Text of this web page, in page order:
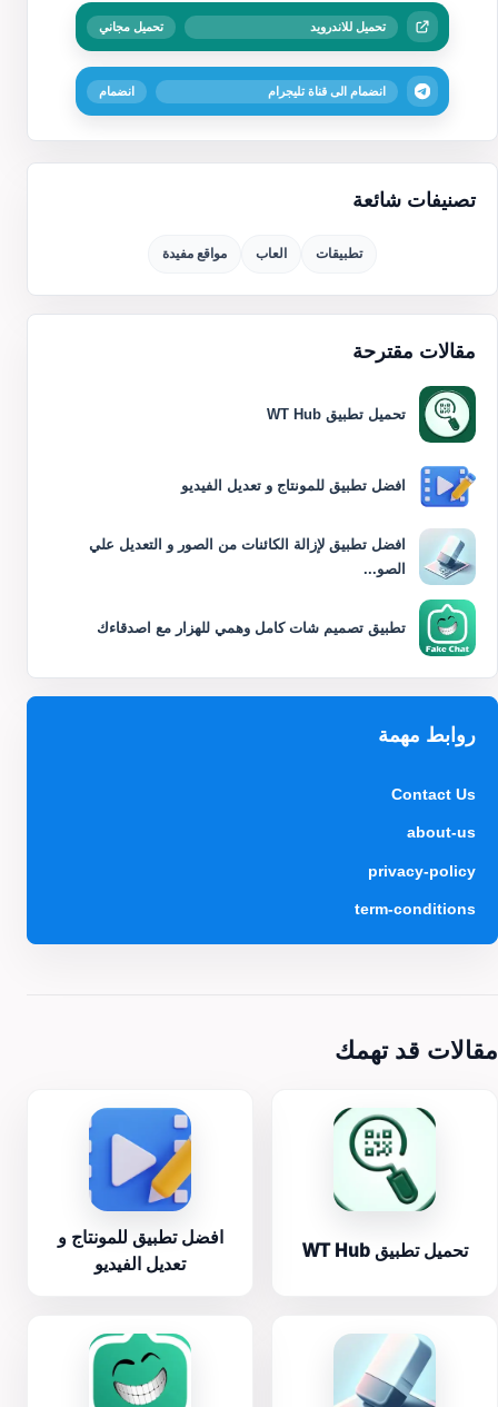
تصنيفات شائعة
تطبيقات العاب مواقع مفيدة
مقالات مقترحة
تحميل تطبيق WT Hub
افضل تطبيق للمونتاج و تعديل الفيديو
افضل تطبيق لإزالة الكائنات من الصور و التعديل علي
الصو...
تطبيق تصميم شات كامل وهمي للهزار مع اصدقاءك
روابط مهمة
Contact Us
about-us
privacy-policy
term-conditions
تحميل للاندرويد تحميل مجاني
انضمام الى قناة تليجرام انضمام
مقالات قد تهمك
تحميل تطبيق WT Hub
افضل تطبيق للمونتاج و
تعديل الفيديو